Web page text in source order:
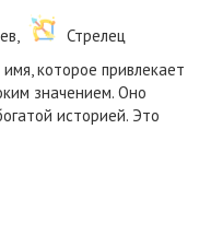
Стрелец
которое привлекает
значением. Оно
историей. Это